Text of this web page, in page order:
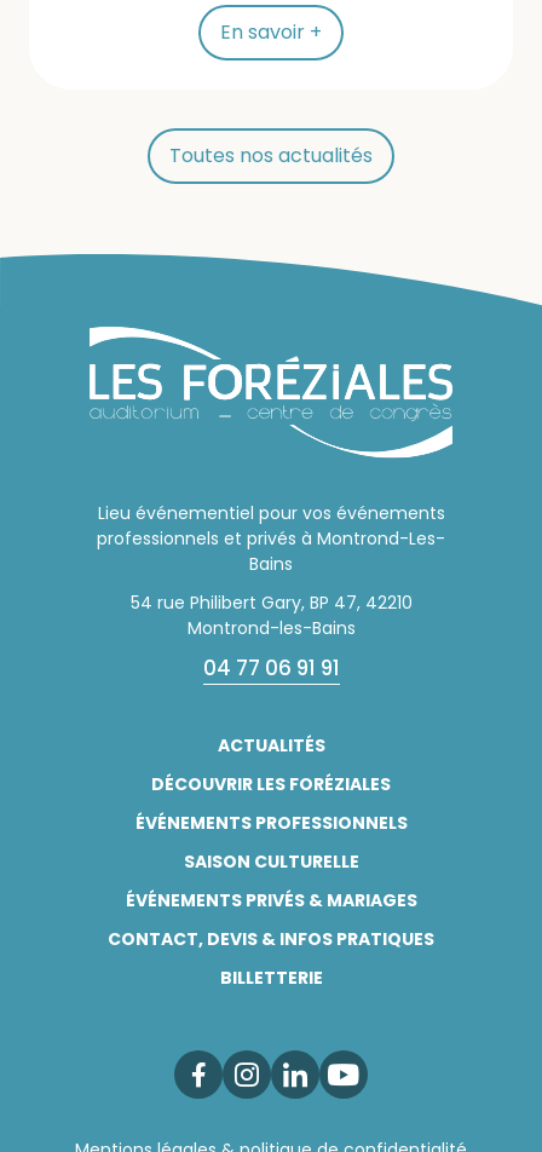
En savoir +
Toutes nos actualités
Lieu événementiel pour vos événements
professionnels et privés à Montrond-Les-
Bains
54 rue Philibert Gary, BP 47, 42210
Montrond-les-Bains
04 77 06 91 91
ACTUALITÉS
DÉCOUVRIR LES FORÉZIALES
ÉVÉNEMENTS PROFESSIONNELS
SAISON CULTURELLE
ÉVÉNEMENTS PRIVÉS & MARIAGES
CONTACT, DEVIS & INFOS PRATIQUES
BILLETTERIE
FacebookInstagram
LinkedinYoutube